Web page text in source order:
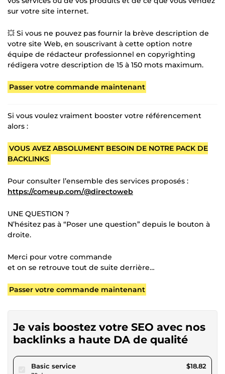
sur votre site internet.
💥 Si vous ne pouvez pas fournir la brève description de
votre site Web, en souscrivant à cette option notre
équipe de rédacteur professionnel en copyrighting
rédigera votre description de 15 à 150 mots maximum.
Passer votre commande maintenant
Si vous voulez vraiment booster votre référencement
alors :
VOUS AVEZ ABSOLUMENT BESOIN DE NOTRE PACK DE
BACKLINKS
Pour consulter l’ensemble des services proposés :
https://comeup.com/@directoweb
UNE QUESTION ?
N’hésitez pas à “Poser une question” depuis le bouton à
droite.
Merci pour votre commande
et on se retrouve tout de suite derrière…
Passer votre commande maintenant
Je vais boostez votre SEO avec nos
backlinks a haute DA de qualité
Basic servicepour $17.34 $18.82